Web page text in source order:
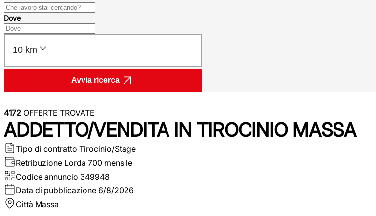
Dove
10 km
Avvia ricerca
4172 OFFERTE TROVATE
ADDETTO/VENDITA IN TIROCINIO MASSA
Tipo di contratto Tirocinio/Stage
Retribuzione Lorda 700 mensile
Codice annuncio 349948
Data di pubblicazione 6/8/2026
Città Massa